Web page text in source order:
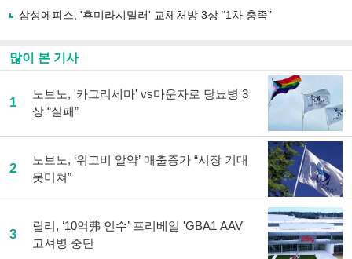
삼성에피스, '휴미라시밀러' 교체처방 3상 “1차 충족”
많이 본 기사
1
노보노, '카그리세마' vs마운자로 당뇨병 3
상 “실패”
2
노보노, ‘위고비 알약’ 매출증가 “시장 기대
못미쳐”
3
릴리, ‘10억弗 인수’ 프리베일 'GBA1 AAV'
고셔병 중단